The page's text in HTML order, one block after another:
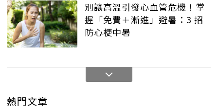
別讓高溫引發心血管危機！掌
握「免費＋漸進」避暑：3 招
防心梗中暑
熱門文章